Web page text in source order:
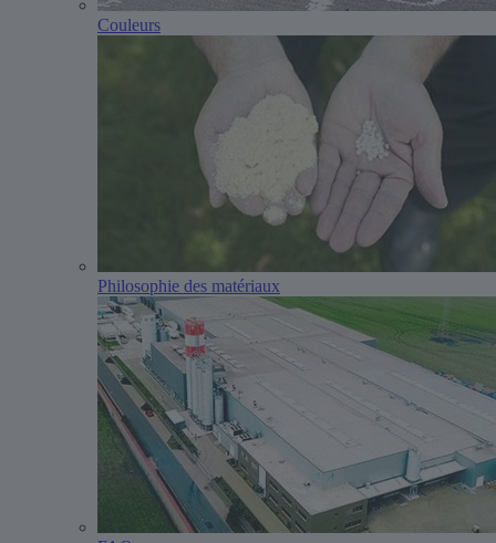
Couleurs
Philosophie des matériaux